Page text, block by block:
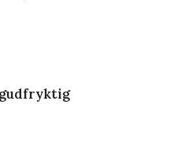
gudfryktig